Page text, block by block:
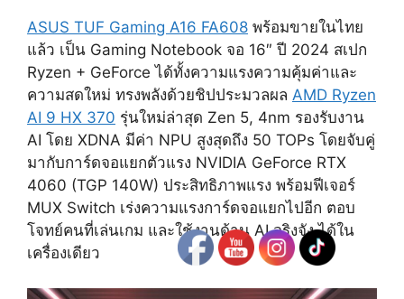
ASUS TUF Gaming A16 FA608 พร้อมขายในไทย
แล้ว เป็น Gaming Notebook จอ 16″ ปี 2024 สเปก
Ryzen + GeForce ได้ทั้งความแรงความคุ้มค่าและ
ความสดใหม่ ทรงพลังด้วยชิปประมวลผล AMD Ryzen
AI 9 HX 370 รุ่นใหม่ล่าสุด Zen 5, 4nm รองรับงาน
AI โดย XDNA มีค่า NPU สูงสุดถึง 50 TOPs โดยจับคู่
มากับการ์ดจอแยกตัวแรง NVIDIA GeForce RTX
4060 (TGP 140W) ประสิทธิภาพแรง พร้อมฟีเจอร์
MUX Switch เร่งความแรงการ์ดจอแยกไปอีก ตอบ
โจทย์คนที่เล่นเกม และใช้งานด้าน AI จริงจัง ได้ใน
เครื่องเดียว